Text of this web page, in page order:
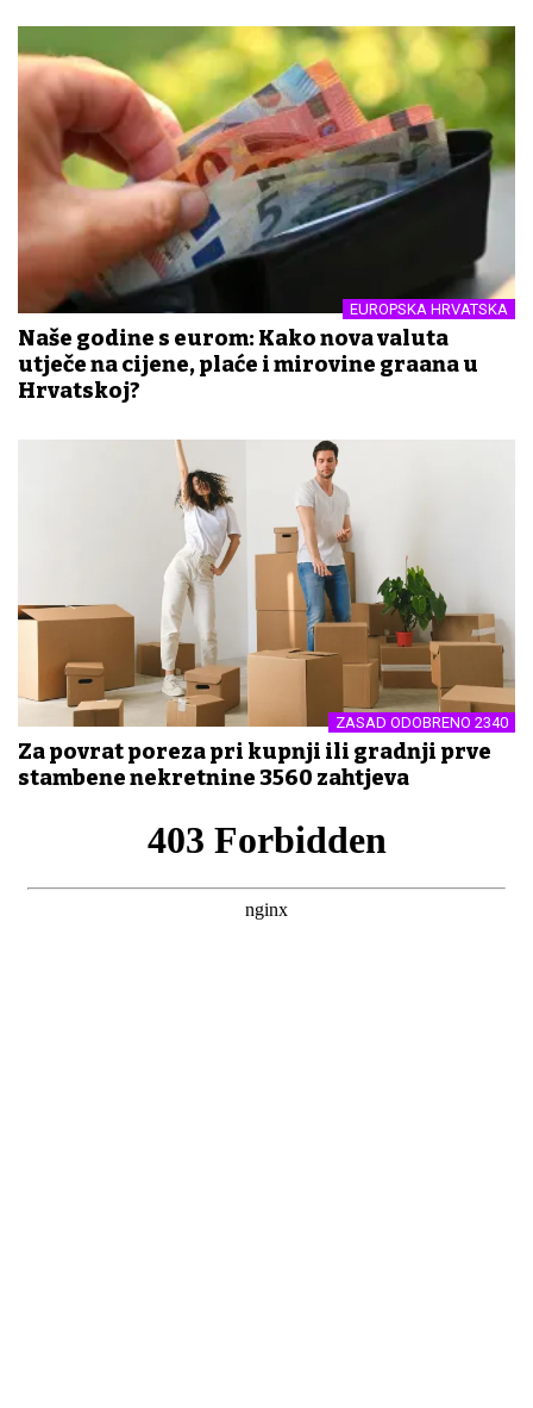
EUROPSKA HRVATSKA
Naše godine s eurom: Kako nova valuta
utječe na cijene, plaće i mirovine građana u
Hrvatskoj?
ZASAD ODOBRENO 2340
Za povrat poreza pri kupnji ili gradnji prve
stambene nekretnine 3560 zahtjeva